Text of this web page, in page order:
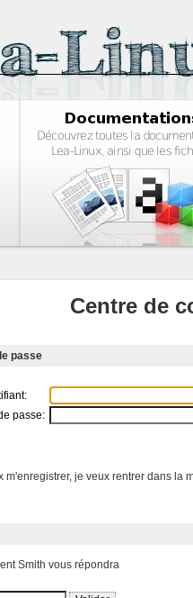
Centre de
passe
passe:
m'enregistrer, je veux rentrer dans la
Smith vous répondra